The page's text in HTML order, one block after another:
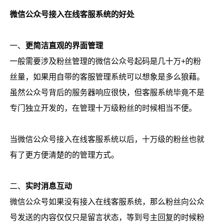
微信公众号接入在线客服系统的好处
一、
更简洁直观的界面管理
一般需要涉及粉丝管理的微信公众号起码是几十万+的粉
丝量，如果用自带的客服管理系统可以想象是多么狼藉。
虽然公众号背后的服务器响应很快，但客服系统毕竟不是
专门独立开发的，在管理十万级粉丝的时候相当不便。
当微信公众号接入在线客服系统以后，十万级的粉丝也就
有了更方便清楚的的管理方式。
二、 实时消息互动
微信公众号如果没有接入在线客服系统，那么粉丝向公众
号发送的内容仅仅只是留言状态，等到号主回复的时候粉